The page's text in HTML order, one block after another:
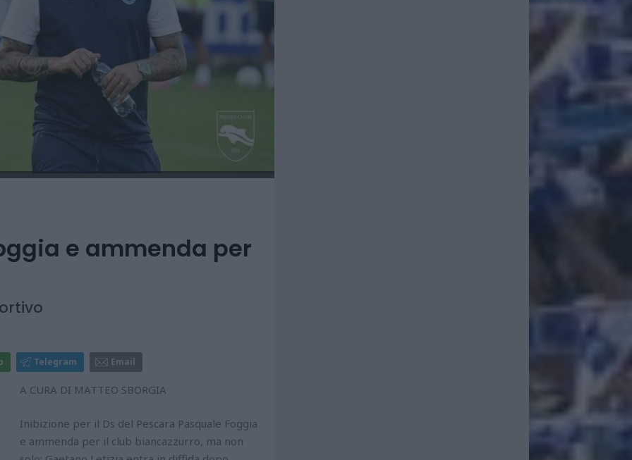
e ammenda per
Telegram Email
A CURA DI MATTEO SBORGIA
Inibizione per il Ds del Pescara Pasquale Foggia
e ammenda per il club biancazzurro, ma non